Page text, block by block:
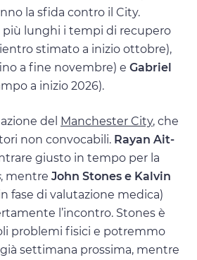
la sfida contro il City.
più lunghi i tempi di recupero
stimato a inizio ottobre),
a fine novembre) e Gabriel
a inizio 2026).
del Manchester City, che
non convocabili. Rayan Ait-
giusto in tempo per la
, mentre John Stones e Kalvin
fase di valutazione medica)
l’incontro. Stones è
problemi fisici e potremmo
settimana prossima, mentre